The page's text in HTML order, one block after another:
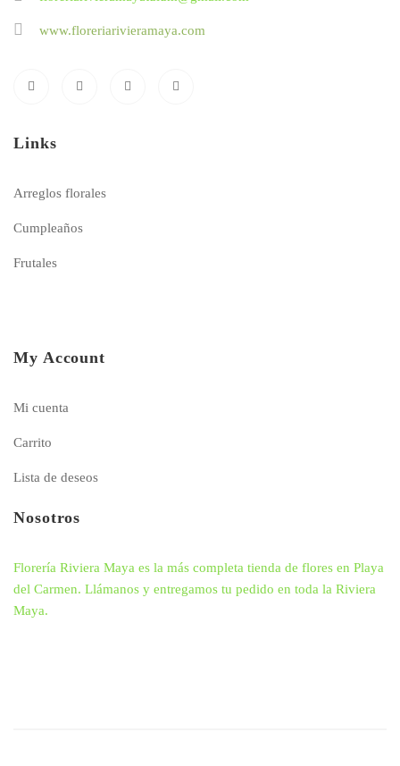
www.floreriarivieramaya.com
Links
Arreglos florales
Cumpleaños
Frutales
My Account
Mi cuenta
Carrito
Lista de deseos
Nosotros
Florería Riviera Maya es la más completa tienda de flores en Playa
del Carmen. Llámanos y entregamos tu pedido en toda la Riviera
Maya.